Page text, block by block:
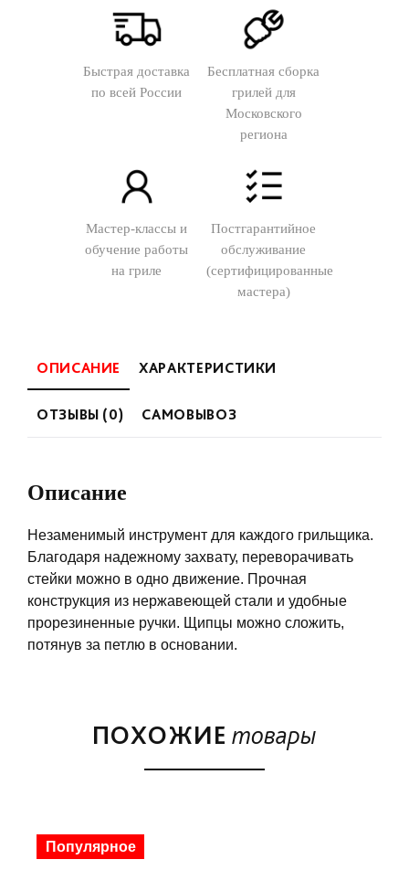
Быстрая доставка
по всей России
Бесплатная сборка
грилей для
Московского
региона
Мастер-классы и
обучение работы
на гриле
Постгарантийное
обслуживание
(сертифицированные
мастера)
ОПИСАНИЕ ХАРАКТЕРИСТИКИ
ОТЗЫВЫ (0) САМОВЫВОЗ
Описание
Незаменимый инструмент для каждого грильщика.
Благодаря надежному захвату, переворачивать
стейки можно в одно движение. Прочная
конструкция из нержавеющей стали и удобные
прорезиненные ручки. Щипцы можно сложить,
потянув за петлю в основании.
ПОХОЖИЕ товары
Популярное